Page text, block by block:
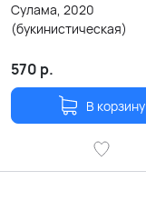
Сулама, 2020
(букинистическая)
570 р.
В корзину